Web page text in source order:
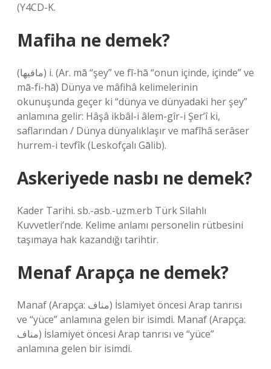
(Y4CD-K.
Mafiha ne demek?
(ﻣﺎﻓﻴﻬﺎ) i. (Ar. mā “şey” ve fī-hā “onun içinde, içinde” ve
mā-fі-hā) Dünya ve mâfihâ kelimelerinin
okunuşunda geçer ki “dünya ve dünyadaki her şey”
anlamına gelir: Hâşâ ikbâl-i âlem-gîr-i Şer’î ki,
saflarından / Dünya dünyalıklaşır ve mafîhâ serâser
hurrem-i tevfîk (Leskofçalı Gālib).
Askeriyede nasbı ne demek?
Kader Tarihi. sb.-asb.-uzm.erb Türk Silahlı
Kuvvetleri’nde. Kelime anlamı personelin rütbesini
taşımaya hak kazandığı tarihtir.
Menaf Arapça ne demek?
Manaf (Arapça: مناف‎) İslamiyet öncesi Arap tanrısı
ve “yüce” anlamına gelen bir isimdi. Manaf (Arapça:
مناف‎) İslamiyet öncesi Arap tanrısı ve “yüce”
anlamına gelen bir isimdi.